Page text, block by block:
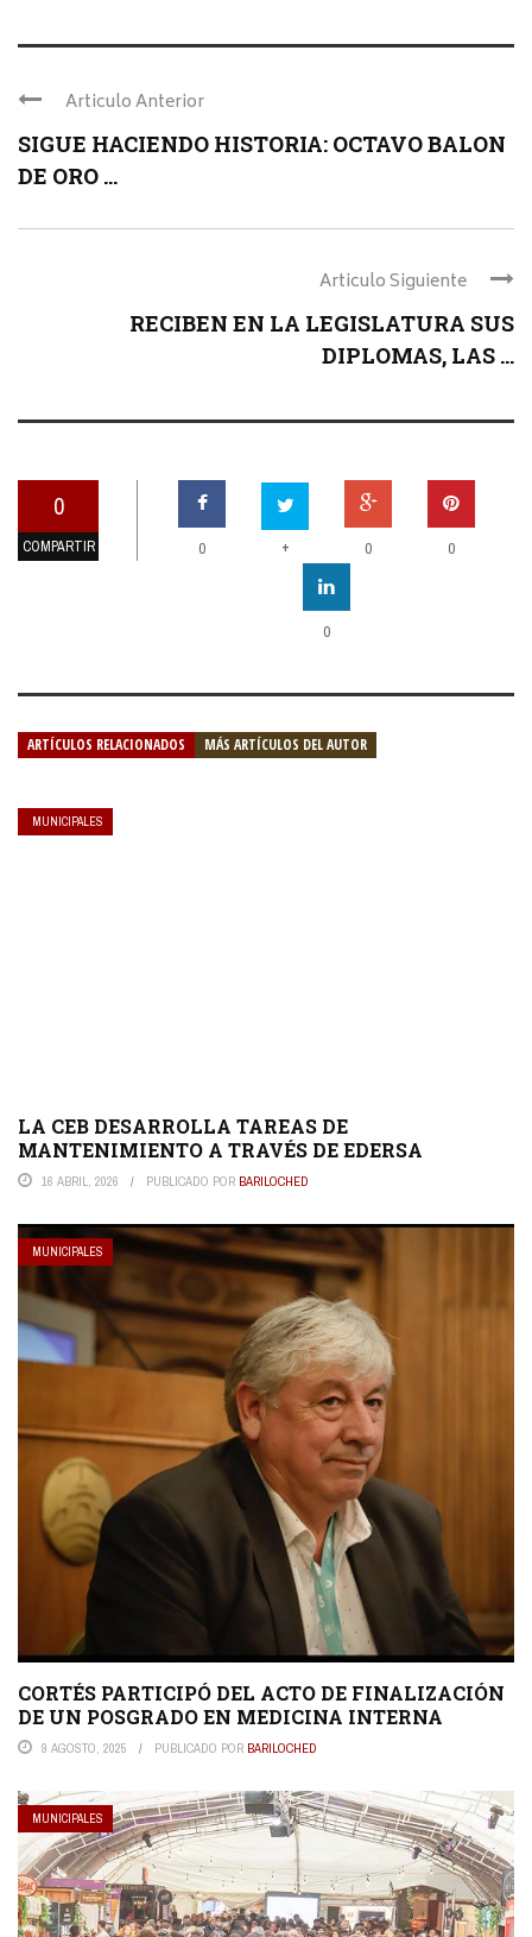
Articulo Anterior
SIGUE HACIENDO HISTORIA: OCTAVO BALON
DE ORO ...
Articulo Siguiente
RECIBEN EN LA LEGISLATURA SUS
DIPLOMAS, LAS ...
0
COMPARTIR 0 + 0 0
0
ARTÍCULOS RELACIONADOS MÁS ARTÍCULOS DEL AUTOR
MUNICIPALES
LA CEB DESARROLLA TAREAS DE
MANTENIMIENTO A TRAVÉS DE EDERSA
16 ABRIL, 2026 PUBLICADO POR BARILOCHED
MUNICIPALES
CORTÉS PARTICIPÓ DEL ACTO DE FINALIZACIÓN
DE UN POSGRADO EN MEDICINA INTERNA
9 AGOSTO, 2025 PUBLICADO POR BARILOCHED
MUNICIPALES